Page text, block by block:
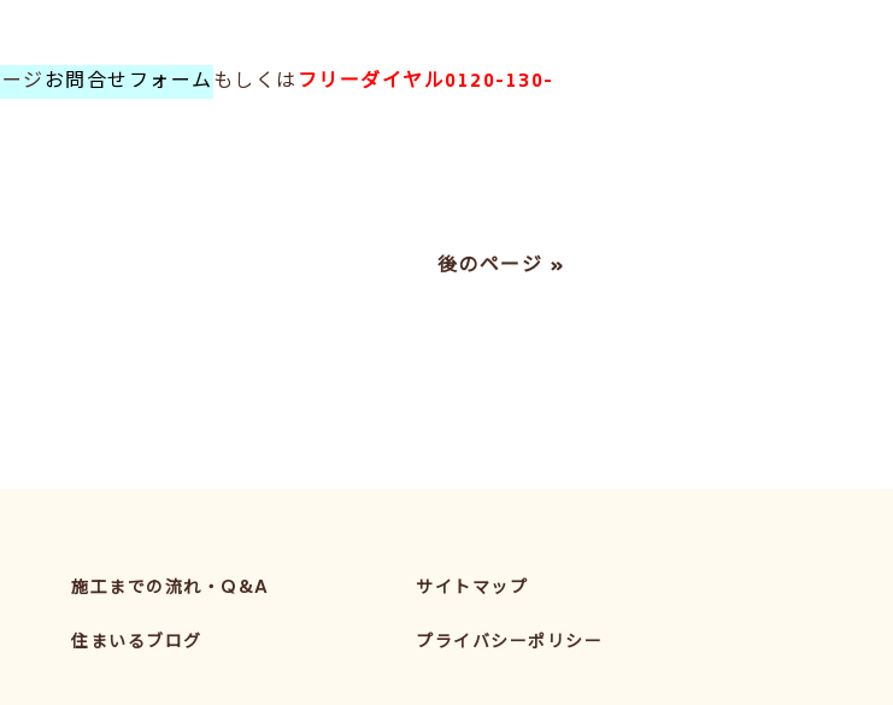
ジお問合せフォームもしくはフリーダイヤル0120-130-
後のページ »
施工までの流れ・Q&A
住まいるブログ
サイトマップ
プライバシーポリシー